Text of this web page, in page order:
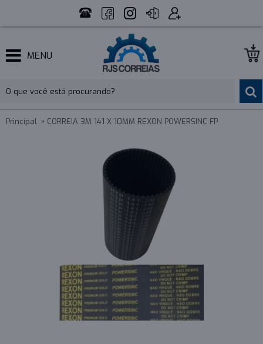
MENU
Principal CORREIA 3M 141 X 10MM REXON POWERSINC FP